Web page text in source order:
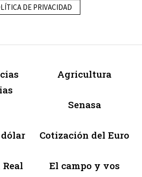
DE PRIVACIDAD
Agricultura
Senasa
Cotización del Euro
El campo y vos